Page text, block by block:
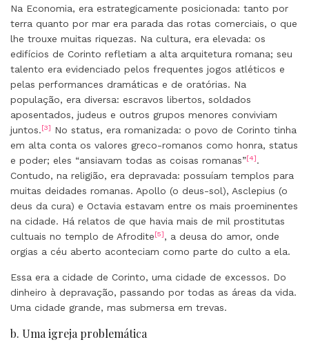
Na Economia, era estrategicamente posicionada: tanto por
terra quanto por mar era parada das rotas comerciais, o que
lhe trouxe muitas riquezas. Na cultura, era elevada: os
edifícios de Corinto refletiam a alta arquitetura romana; seu
talento era evidenciado pelos frequentes jogos atléticos e
pelas performances dramáticas e de oratórias. Na
população, era diversa: escravos libertos, soldados
aposentados, judeus e outros grupos menores conviviam
juntos.[3] No status, era romanizada: o povo de Corinto tinha
em alta conta os valores greco-romanos como honra, status
e poder; eles “ansiavam todas as coisas romanas”[4].
Contudo, na religião, era depravada: possuíam templos para
muitas deidades romanas. Apollo (o deus-sol), Asclepius (o
deus da cura) e Octavia estavam entre os mais proeminentes
na cidade. Há relatos de que havia mais de mil prostitutas
cultuais no templo de Afrodite[5], a deusa do amor, onde
orgias a céu aberto aconteciam como parte do culto a ela.
Essa era a cidade de Corinto, uma cidade de excessos. Do
dinheiro à depravação, passando por todas as áreas da vida.
Uma cidade grande, mas submersa em trevas.
b. Uma igreja problemática